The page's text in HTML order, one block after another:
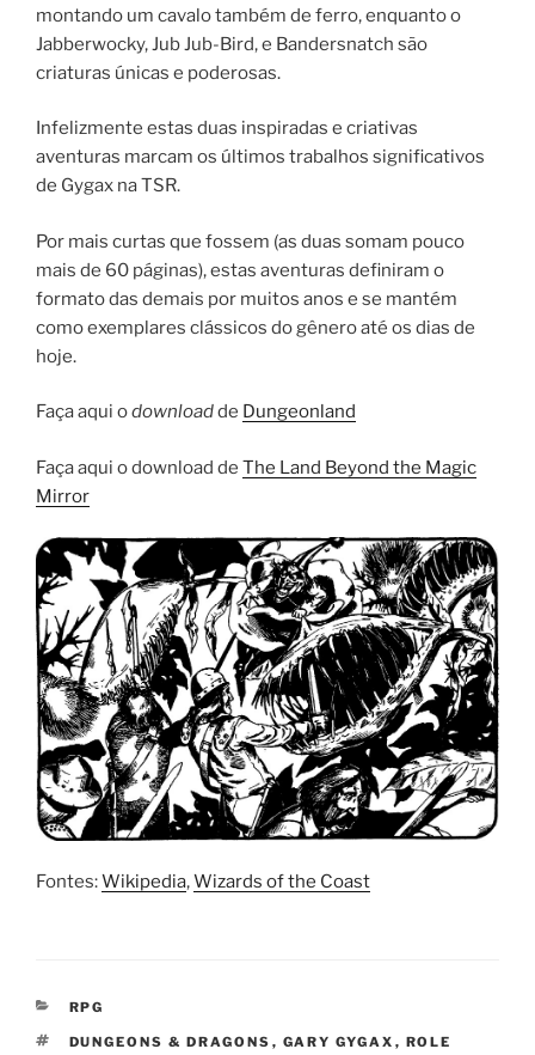
montando um cavalo também de ferro, enquanto o
Jabberwocky, Jub Jub-Bird, e Bandersnatch são
criaturas únicas e poderosas.
Infelizmente estas duas inspiradas e criativas
aventuras marcam os últimos trabalhos significativos
de Gygax na TSR.
Por mais curtas que fossem (as duas somam pouco
mais de 60 páginas), estas aventuras definiram o
formato das demais por muitos anos e se mantém
como exemplares clássicos do gênero até os dias de
hoje.
Faça aqui odownloadde Dungeonland
Faça aqui o download de The Land Beyond the Magic
Mirror
Fontes:Wikipedia,Wizards of the Coast
CATEGORIAS
RPG
TAGS
DUNGEONS & DRAGONS , GARY GYGAX , ROLE